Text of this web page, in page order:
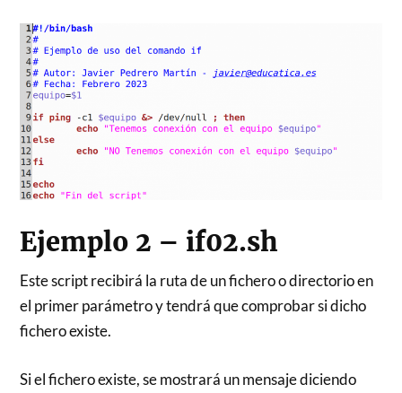
Ejemplo 2 – if02.sh
Este script recibirá la ruta de un fichero o directorio en
el primer parámetro y tendrá que comprobar si dicho
fichero existe.
Si el fichero existe, se mostrará un mensaje diciendo